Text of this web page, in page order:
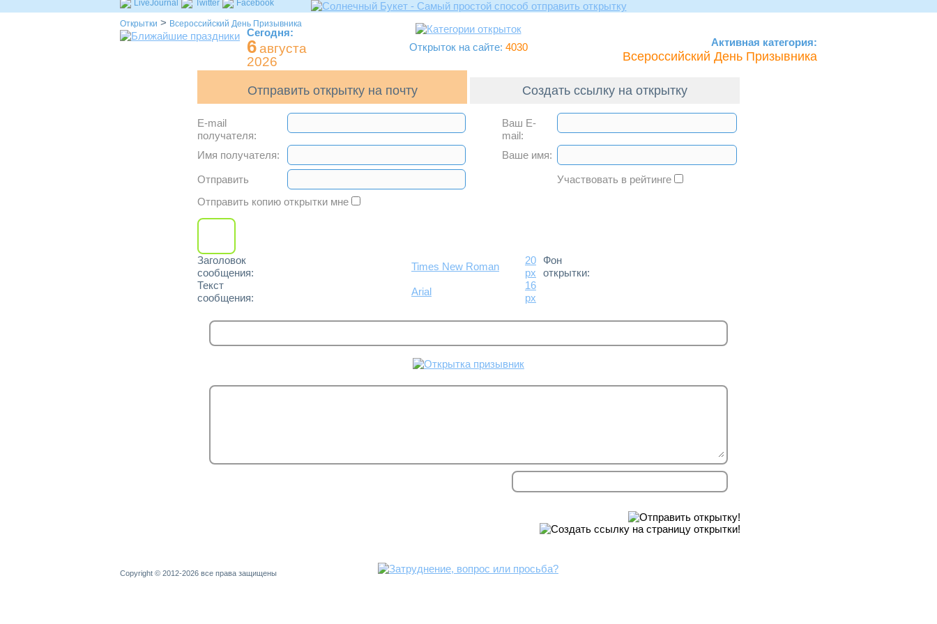
LiveJournal Twitter Facebook
Открытки > Всероссийский День Призывника
Сегодня:
6августа
2026
Открыток на сайте: 4030 Активная категория:
Всероссийский День Призывника
Отправить открытку на почту Создать ссылку на открытку
E-mail
получателя:
Ваш E-
mail:
Имя получателя:
Ваше имя:
Отправить
Участвовать в рейтинге
Отправить копию открытки мне
Заголовок
сообщения:
Times New Roman
20
px
Фон
открытки:
Текст
сообщения:
Arial
16
px
Copyright © 2012-2026 все права защищены